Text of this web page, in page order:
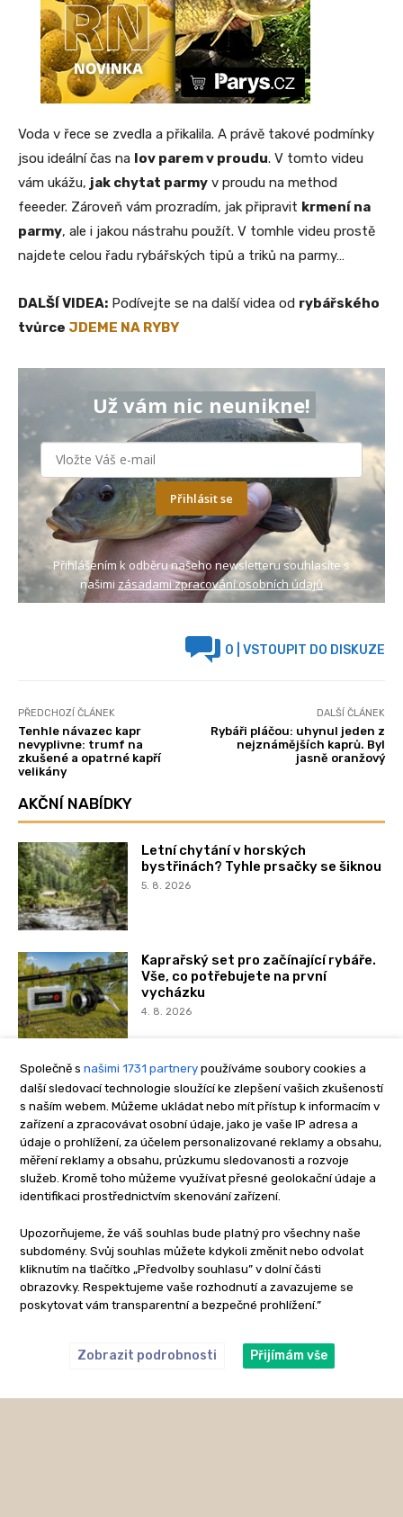
Společně s našimi 1731 partnery používáme soubory cookies a
další sledovací technologie sloužící ke zlepšení vašich zkušeností
s naším webem. Můžeme ukládat nebo mít přístup k informacím v
zařízení a zpracovávat osobní údaje, jako je vaše IP adresa a
údaje o prohlížení, za účelem personalizované reklamy a obsahu,
měření reklamy a obsahu, průzkumu sledovanosti a rozvoje
služeb. Kromě toho můžeme využívat přesné geolokační údaje a
identifikaci prostřednictvím skenování zařízení.
Upozorňujeme, že váš souhlas bude platný pro všechny naše
subdomény. Svůj souhlas můžete kdykoli změnit nebo odvolat
kliknutím na tlačítko „Předvolby souhlasu” v dolní části
obrazovky. Respektujeme vaše rozhodnutí a zavazujeme se
poskytovat vám transparentní a bezpečné prohlížení.”
Zobrazit podrobnosti Přijímám vše